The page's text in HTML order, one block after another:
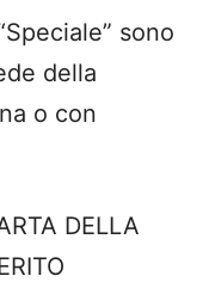
sono
della
o con
DELLA